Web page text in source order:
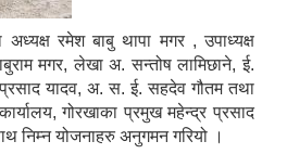
रमेश बाबु थापा मगर , उपाध्यक्ष
मगर, लेखा अ. सन्तोष लामिछाने, ई.
यादव, अ. स. ई. सहदेव गौतम तथा
गोरखाका प्रमुख महेन्द्र प्रसाद
निम्न योजनाहरु अनुगमन गरियो ।